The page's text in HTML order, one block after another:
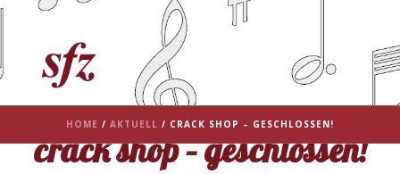
HOME / AKTUELL / CRACK SHOP – GESCHLOSSEN!
crack shop – geschlossen!